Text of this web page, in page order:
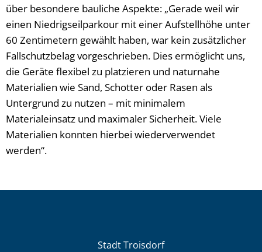
über besondere bauliche Aspekte: „Gerade weil wir
einen Niedrigseilparkour mit einer Aufstellhöhe unter
60 Zentimetern gewählt haben, war kein zusätzlicher
Fallschutzbelag vorgeschrieben. Dies ermöglicht uns,
die Geräte flexibel zu platzieren und naturnahe
Materialien wie Sand, Schotter oder Rasen als
Untergrund zu nutzen – mit minimalem
Materialeinsatz und maximaler Sicherheit. Viele
Materialien konnten hierbei wiederverwendet
werden“.
Stadt Troisdorf